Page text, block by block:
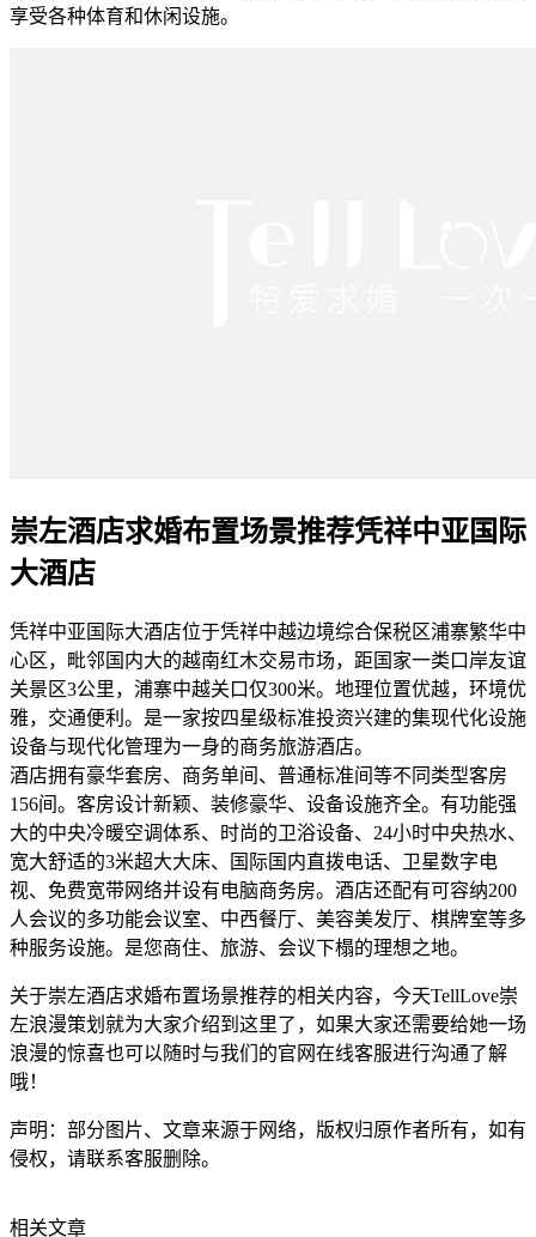
享受各种体育和休闲设施。
崇左酒店求婚布置场景推荐凭祥中亚国际
大酒店
凭祥中亚国际大酒店位于凭祥中越边境综合保税区浦寨繁华中
心区，毗邻国内大的越南红木交易市场，距国家一类口岸友谊
关景区3公里，浦寨中越关口仅300米。地理位置优越，环境优
雅，交通便利。是一家按四星级标准投资兴建的集现代化设施
设备与现代化管理为一身的商务旅游酒店。
酒店拥有豪华套房、商务单间、普通标准间等不同类型客房
156间。客房设计新颖、装修豪华、设备设施齐全。有功能强
大的中央冷暖空调体系、时尚的卫浴设备、24小时中央热水、
宽大舒适的3米超大大床、国际国内直拨电话、卫星数字电
视、免费宽带网络并设有电脑商务房。酒店还配有可容纳200
人会议的多功能会议室、中西餐厅、美容美发厅、棋牌室等多
种服务设施。是您商住、旅游、会议下榻的理想之地。
关于崇左酒店求婚布置场景推荐的相关内容，今天TellLove崇
左浪漫策划就为大家介绍到这里了，如果大家还需要给她一场
浪漫的惊喜也可以随时与我们的官网在线客服进行沟通了解
哦！
声明：部分图片、文章来源于网络，版权归原作者所有，如有
侵权，请联系客服删除。
相关文章